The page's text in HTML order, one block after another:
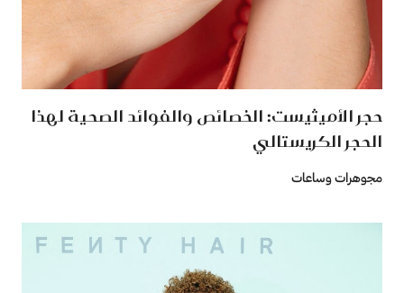
حجر الأميثيست: الخصائص والفوائد الصحية لهذا
الحجر الكريستالي
مجوهرات وساعات